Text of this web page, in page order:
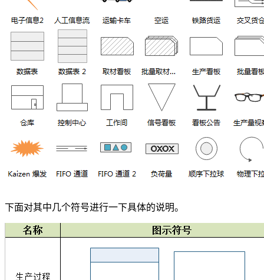
下面对其中几个符号进行一下具体的说明。